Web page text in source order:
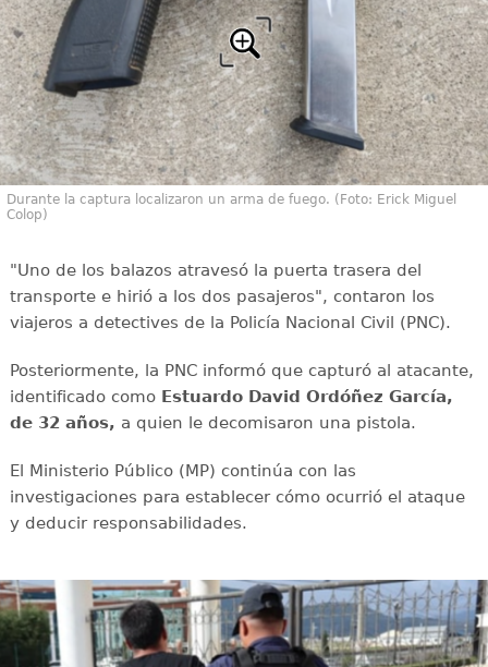
Durante la captura localizaron un arma de fuego. (Foto: Erick Miguel
Colop)
"Uno de los balazos atravesó la puerta trasera del
transporte e hirió a los dos pasajeros", contaron los
viajeros a detectives de la Policía Nacional Civil (PNC).
Posteriormente, la PNC informó que capturó al atacante,
identificado como Estuardo David Ordóñez García,
de 32 años, a quien le decomisaron una pistola.
El Ministerio Público (MP) continúa con las
investigaciones para establecer cómo ocurrió el ataque
y deducir responsabilidades.